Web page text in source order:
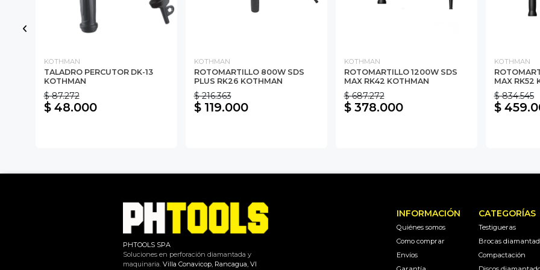
KOTHMAN
TALADRO PERCUTOR DK-13
KOTHMAN
$ 87.272
$ 48.000
KOTHMAN
ROTOMARTILLO 800W SDS
PLUS RK26 KOTHMAN
$ 216.363
$ 119.000
KOTHMAN
ROTOMARTILLO 1200W SDS
MAX RK42 KOTHMAN
$ 687.272
$ 378.000
KOTHMAN
MAX RK52
$ 834.545
$
PHTOOLS SPA
Soluciones en perforación diamantada y
maquinaria. Villa Conavicop, Rancagua, VI
INFORMACIÓN
Quiénes somos
Como comprar
Envíos
CATEGORÍAS
Testigueras
Brocas
Compactación